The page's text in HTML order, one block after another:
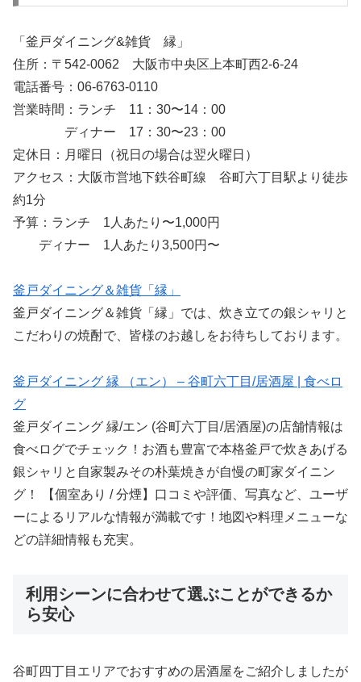
「釜戸ダイニング&雑貨 縁」
住所：〒542-0062 大阪市中央区上本町西2-6-24
電話番号：06-6763-0110
営業時間：ランチ 11：30〜14：00
ディナー 17：30〜23：00
定休日：月曜日（祝日の場合は翌火曜日）
アクセス：大阪市営地下鉄谷町線 谷町六丁目駅より徒歩
約1分
予算：ランチ 1人あたり〜1,000円
ディナー 1人あたり3,500円〜
釜戸ダイニング＆雑貨「縁」
釜戸ダイニング＆雑貨「縁」では、炊き立ての銀シャリと
こだわりの焼酎で、皆様のお越しをお待ちしております。
釜戸ダイニング 縁 （エン） – 谷町六丁目/居酒屋 | 食べロ
グ
釜戸ダイニング 縁/エン (谷町六丁目/居酒屋)の店舗情報は
食べログでチェック！お酒も豊富で本格釜戸で炊きあげる
銀シャリと自家製みその朴葉焼きが自慢の町家ダイニン
グ！ 【個室あり / 分煙】口コミや評価、写真など、ユーザ
ーによるリアルな情報が満載です！地図や料理メニューな
どの詳細情報も充実。
利用シーンに合わせて選ぶことができるか
ら安心
谷町四丁目エリアでおすすめの居酒屋をご紹介しましたが